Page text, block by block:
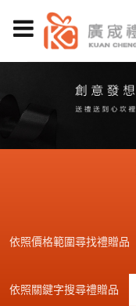
依照價格範圍尋找禮贈品
依照關鍵字搜尋禮贈品